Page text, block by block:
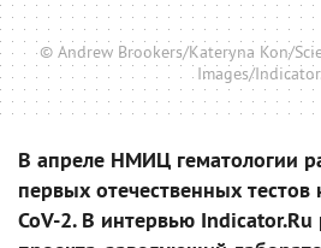
© Andrew Brookers/Kateryna Kon/
Images/
В апреле НМИЦ гематологии
первых отечественных тестов
CoV-2. В интервью Indicator.Ru